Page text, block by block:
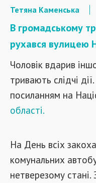
Тетяна Каменська
В громадському
рухався вулицею
Чоловік вдарив
тривають слідчі
посиланням на
області.
На День всіх
комунальних
нетверезому